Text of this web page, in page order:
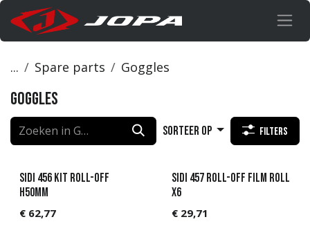
Overslaan naar inhoud
... Spare parts Goggles
Goggles
Sorteer op Filters
Sidi 456 KIT Roll-Off
H50mm
€ 62,77
Sidi 457 Roll-Off Film Roll
X6
€ 29,71